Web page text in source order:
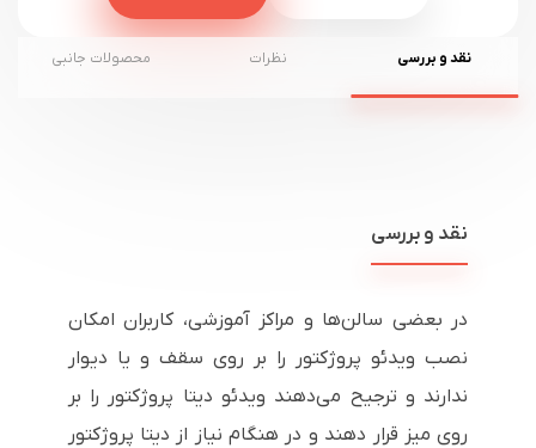
نقد و بررسی نظرات محصولات جانبی
نقد و بررسی
در بعضی سالن‌ها و مراکز آموزشی، کاربران امکان
نصب ویدئو پروژکتور را بر روی سقف و یا دیوار
ندارند و ترجیح می‌دهند ویدئو دیتا پروژکتور را بر
روی میز قرار دهند و در هنگام نیاز از دیتا پروژکتور